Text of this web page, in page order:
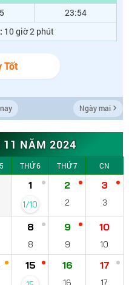
23:54
10 giờ 2 phút
Tốt
Ngày mai
11 NĂM 2024
THỨ 6 THỨ 7 CN
1
1/10
2
2
3
3
8
8
9
9
10
10
15 16
16
17
17